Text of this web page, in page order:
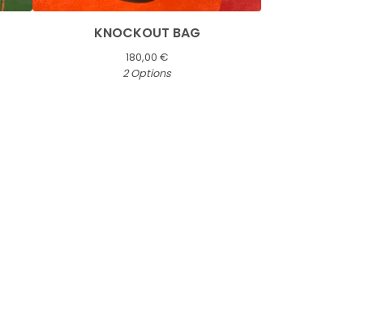
KNOCKOUT BAG
180,00 €
2 Options